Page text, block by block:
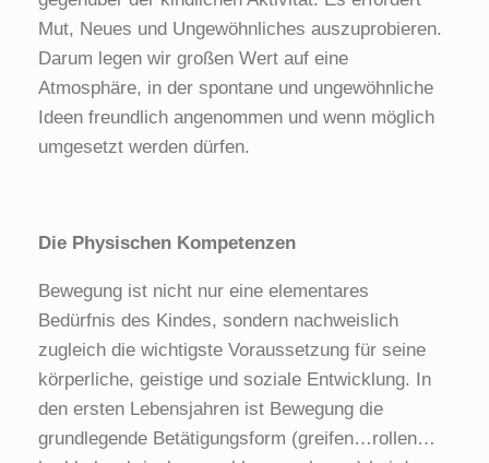
Mut, Neues und Ungewöhnliches auszuprobieren.
Darum legen wir großen Wert auf eine
Atmosphäre, in der spontane und ungewöhnliche
Ideen freundlich angenommen und wenn möglich
umgesetzt werden dürfen.
Die Physischen Kompetenzen
Bewegung ist nicht nur eine elementares
Bedürfnis des Kindes, sondern nachweislich
zugleich die wichtigste Voraussetzung für seine
körperliche, geistige und soziale Entwicklung. In
den ersten Lebensjahren ist Bewegung die
grundlegende Betätigungsform (greifen…rollen…